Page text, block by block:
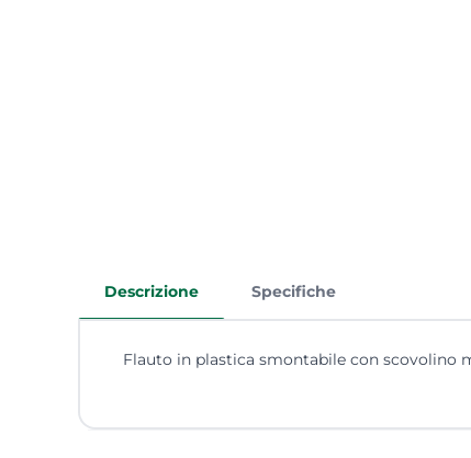
Descrizione Specifiche
Flauto in plastica smontabile con scovolino